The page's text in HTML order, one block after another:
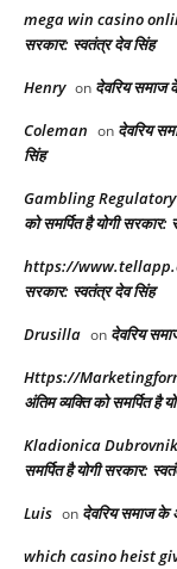
mega win casino
सरकार: स्वतंत्र देव सिंह
Henry on देवरिय समाज
Coleman on देवरिय
सिंह
Gambling
को समर्पित है योगी सरकार:
https://
सरकार: स्वतंत्र देव सिंह
Drusilla on देवरिय
Https://
अंतिम व्यक्ति को समर्पित है
Kladionica
समर्पित है योगी सरकार:
Luis on देवरिय समाज के
which casino heist